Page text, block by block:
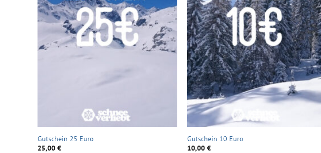
Gutschein 25 Euro
25,00 €
Gutschein 10 Euro
10,00 €